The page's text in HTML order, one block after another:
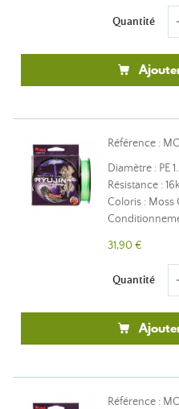
Quantité
Référence :
Diamètre : PE
Résistance :
Coloris : Moss
31,90 €
Quantité
Référence :